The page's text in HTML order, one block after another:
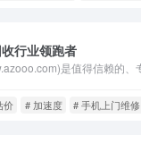
行业领跑者
价 # 加速度 # 手机上门维修